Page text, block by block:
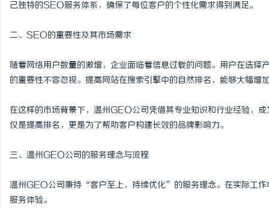
己独特的SEO服务体系，确保了每位客户的个性化需求得到满足。
二、SEO的重要性及其市场需求
随着网络用户数量的激增，企业面临着信息过载的问题。用户在选
的重要性不容忽视。提高网站在搜索引擎中的自然排名，能够大幅增
在这样的市场背景下，温州GEO公司凭借其专业知识和行业经验，
仅是提高排名，更是为了帮助客户构建长效的品牌影响力。
三、温州GEO公司的服务理念与流程
温州GEO公司秉持“客户至上，持续优化”的服务理念。在实际工
服务体验。